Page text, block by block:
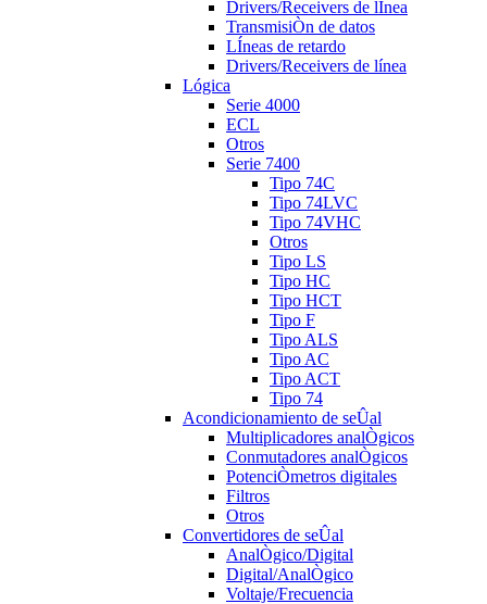
Drivers/Receivers de lÍnea
TransmisiÒn de datos
LÍneas de retardo
Drivers/Receivers de línea
Lógica
Serie 4000
ECL
Otros
Serie 7400
Tipo 74C
Tipo 74LVC
Tipo 74VHC
Otros
Tipo LS
Tipo HC
Tipo HCT
Tipo F
Tipo ALS
Tipo AC
Tipo ACT
Tipo 74
Acondicionamiento de seÛal
Multiplicadores analÒgicos
Conmutadores analÒgicos
PotenciÒmetros digitales
Filtros
Otros
Convertidores de seÛal
AnalÒgico/Digital
Digital/AnalÒgico
Voltaje/Frecuencia